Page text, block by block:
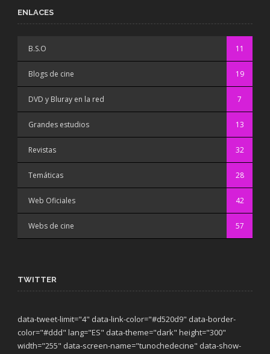
ENLACES
B.S.O 11
Blogs de cine 19
DVD y Bluray en la red 7
Grandes estudios 13
Revistas 32
Temáticas 28
Web Oficiales 42
Webs de cine 57
TWITTER
data-tweet-limit="4" data-link-color="#d520d9" data-border-
color="#ddd" lang="ES" data-theme="dark" height="300"
width="255" data-screen-name="tunochedecine" data-show-